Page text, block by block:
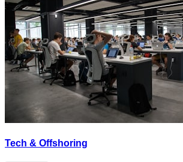
Tech & Offshoring